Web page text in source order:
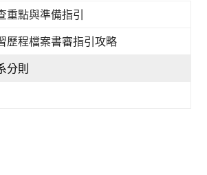
重點與準備指引
歷程檔案書審指引攻略
分則